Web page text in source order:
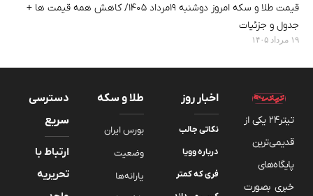
قیمت طلا و سکه امروز دوشنبه ۱۹مرداد ۱۴۰۵/ کاهش همه قیمت ها +
جدول و جزئیات
۱۹ مرداد ۱۴۰۵
تیتر24 یکی از
قدیمی‌ترین
پایگاه‌های
خبری بصورت
اخبار روز
نکاتی جالب
درباره وویا
فری که کمتر
طلا و سکه
بورس ایران
وضعیت
یارانه‌ها
دسترسی
سریع
ارتباط با
تحریریه